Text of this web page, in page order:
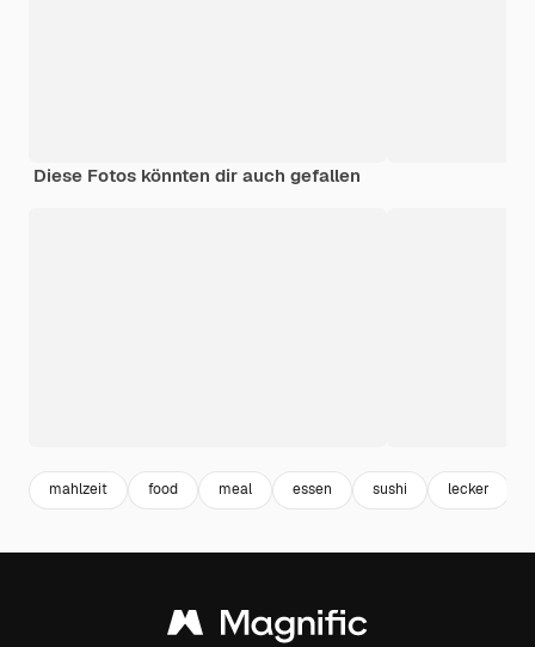
Diese Fotos könnten dir auch gefallen
mahlzeit food meal essen sushi lecker